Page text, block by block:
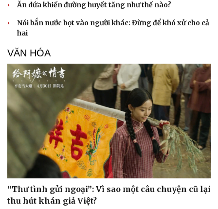
Sức khỏe
Dinh dưỡng - món ngon
Sản phụ khoa
Nhi khoa
Nam khoa
Làm đẹp - giảm cân
Phòng mạch online
Ăn sạch sống khỏe
Đời sống
Nhà đẹp
Blog
Tình yêu - Gia đình
Ăn dứa khiến đường huyết tăng như thế nào?
Nói bắn nước bọt vào người khác: Đừng để khó xử cho cả
hai
VĂN HÓA
“Thư tình gửi ngoại”: Vì sao một câu chuyện cũ lại
thu hút khán giả Việt?